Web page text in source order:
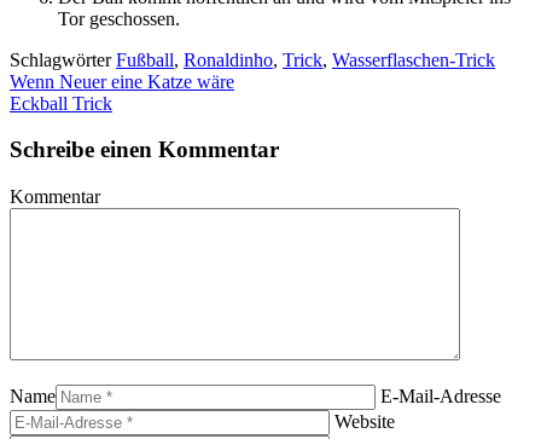
Tor geschossen.
SchlagwörterFußball, Ronaldinho, Trick, Wasserflaschen-Trick
Wenn Neuer eine Katze wäre
Eckball Trick
Schreibe einen Kommentar
Kommentar
Name
E-Mail-Adresse
Website